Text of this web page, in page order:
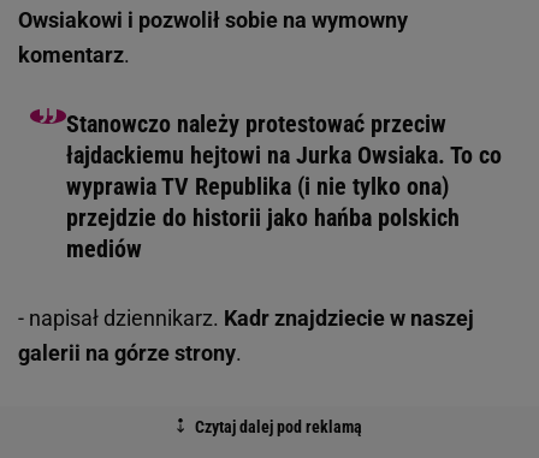
Owsiakowi i pozwolił sobie na wymowny
komentarz.
Stanowczo należy protestować przeciw
łajdackiemu hejtowi na Jurka Owsiaka. To co
wyprawia TV Republika (i nie tylko ona)
przejdzie do historii jako hańba polskich
mediów
- napisał dziennikarz. Kadr znajdziecie w naszej
galerii na górze strony.